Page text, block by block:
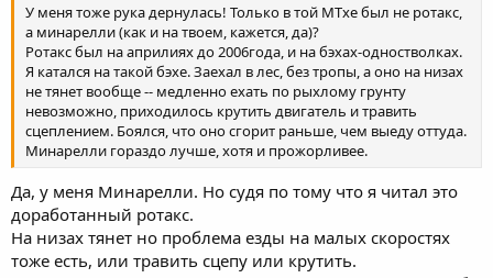
У меня тоже рука дернулась! Только в той МТхе был не ротакс,
а минарелли (как и на твоем, кажется, да)?
Ротакс был на априлиях до 2006года, и на бэхах-одностволках.
Я катался на такой бэхе. Заехал в лес, без тропы, а оно на низах
не тянет вообще -- медленно ехать по рыхлому грунту
невозможно, приходилось крутить двигатель и травить
сцеплением. Боялся, что оно сгорит раньше, чем выеду оттуда.
Минарелли гораздо лучше, хотя и прожорливее.
Да, у меня Минарелли. Но судя по тому что я читал это
доработанный ротакс.
На низах тянет но проблема езды на малых скоростях
тоже есть, или травить сцепу или крутить.